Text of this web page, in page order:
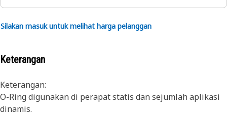
Silakan masuk untuk melihat harga pelanggan
Keterangan
Keterangan:
O-Ring digunakan di perapat statis dan sejumlah aplikasi
dinamis.